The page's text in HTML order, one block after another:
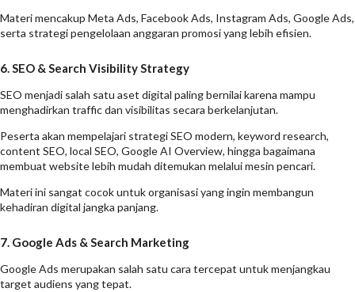
Materi mencakup Meta Ads, Facebook Ads, Instagram Ads, Google Ads,
serta strategi pengelolaan anggaran promosi yang lebih efisien.
6. SEO & Search Visibility Strategy
SEO menjadi salah satu aset digital paling bernilai karena mampu
menghadirkan traffic dan visibilitas secara berkelanjutan.
Peserta akan mempelajari strategi SEO modern, keyword research,
content SEO, local SEO, Google AI Overview, hingga bagaimana
membuat website lebih mudah ditemukan melalui mesin pencari.
Materi ini sangat cocok untuk organisasi yang ingin membangun
kehadiran digital jangka panjang.
7. Google Ads & Search Marketing
Google Ads merupakan salah satu cara tercepat untuk menjangkau
target audiens yang tepat.